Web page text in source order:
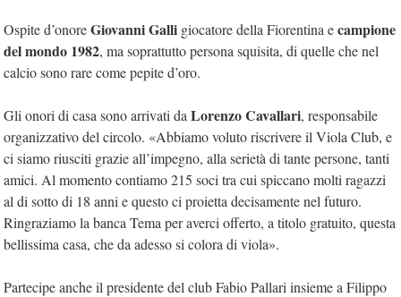
Ospite d’onoreGiovanni Galli giocatore della Fiorentina ecampione
del mondo 1982, ma soprattutto persona squisita, di quelle che nel
calcio sono rare come pepite d’oro.
Gli onori di casa sono arrivati da Lorenzo Cavallari, responsabile
organizzativo del circolo. «Abbiamo voluto riscrivere il Viola Club, e
ci siamo riusciti grazie all’impegno, alla serietà di tante persone, tanti
amici. Al momento contiamo 215 soci tra cui spiccano molti ragazzi
al di sotto di 18 anni e questo ci proietta decisamente nel futuro.
Ringraziamo la banca Tema per averci offerto, a titolo gratuito, questa
bellissima casa, che da adesso si colora di viola».
Partecipe anche il presidente del club Fabio Pallari insieme a Filippo